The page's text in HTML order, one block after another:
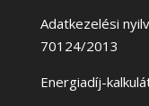
Adatkezelési
70124/2013
Energiadíj-